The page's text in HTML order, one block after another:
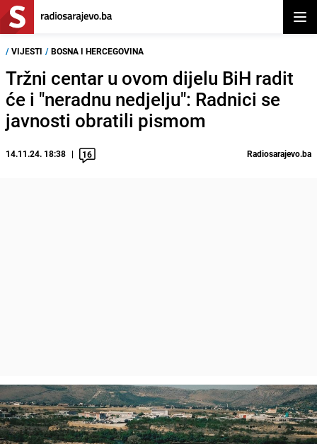
/ VIJESTI / BOSNA I HERCEGOVINA
Tržni centar u ovom dijelu BiH radit
će i "neradnu nedjelju": Radnici se
javnosti obratili pismom
14.11.24. 18:38 16 Radiosarajevo.ba